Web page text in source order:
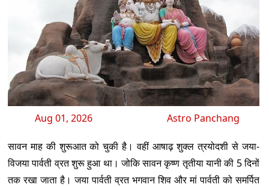
Aug 01, 2026 Astro Panchang
सावन माह की शुरूआत को चुकी है। वहीं आषाढ़ शुक्ल त्रयोदशी से जया-
विजया पार्वती व्रत शुरू हुआ था। जोकि सावन कृष्ण तृतीया यानी की 5 दिनों
तक रखा जाता है। जया पार्वती व्रत भगवान शिव और मां पार्वती को समर्पित